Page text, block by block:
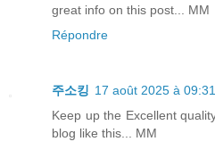
great info on this post... MM
Répondre
주소킹 17 août 2025 à 09:31
Keep up the Excellent
blog like this... MM